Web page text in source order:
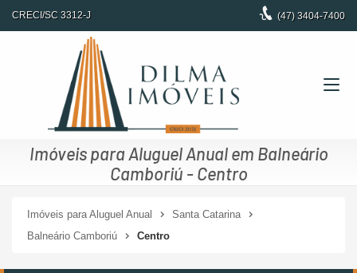
CRECI/SC 3312-J (47) 3404-7400
Imóveis para Aluguel Anual em Balneário
Camboriú - Centro
Imóveis para Aluguel Anual
Santa Catarina
Balneário Camboriú
Centro